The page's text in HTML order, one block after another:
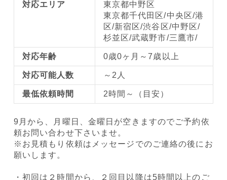
対応エリア
東京都中野区
東京都千代田区/中央区/港
区/新宿区/渋谷区/中野区/
杉並区/武蔵野市/三鷹市/
対応年齢 0歳0ヶ月～7歳以上
対応可能人数 ～2人
最低依頼時間 2時間～（目安）
9月から、月曜日、金曜日が空きますのでご予約依
頼お問い合わせ下さいませ。
※お見積もり依頼はメッセージでのご連絡の後にお
願いします。
・初回は２時間から、２回目以降は5時間以上のご